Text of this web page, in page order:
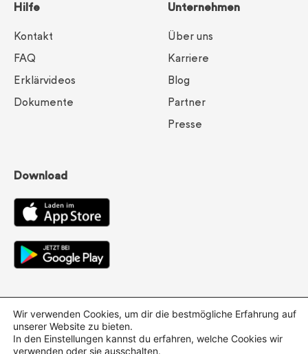
Hilfe
Kontakt
FAQ
Erklärvideos
Dokumente
Unternehmen
Über uns
Karriere
Blog
Partner
Presse
Download
Wir verwenden Cookies, um dir die bestmögliche Erfahrung auf
unserer Website zu bieten.
In den Einstellungen kannst du erfahren, welche Cookies wir
verwenden oder sie ausschalten.